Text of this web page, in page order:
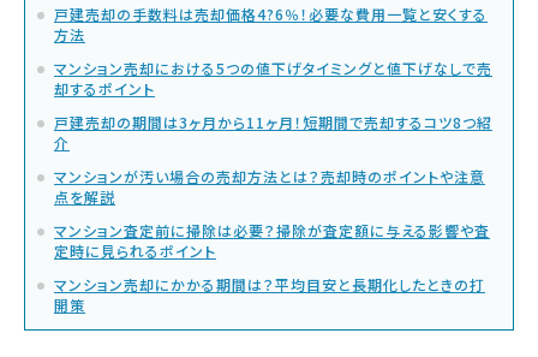
戸建売却の手数料は売却価格4?6％！必要な費用一覧と安くする
方法
マンション売却における5つの値下げタイミングと値下げなしで売
却するポイント
戸建売却の期間は3ヶ月から11ヶ月！短期間で売却するコツ8つ紹
介
マンションが汚い場合の売却方法とは？売却時のポイントや注意
点を解説
マンション査定前に掃除は必要？掃除が査定額に与える影響や査
定時に見られるポイント
マンション売却にかかる期間は？平均目安と長期化したときの打
開策